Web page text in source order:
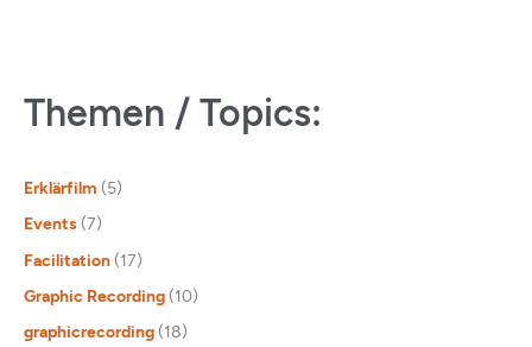
Themen / Topics:
Erklärfilm (5)
Events (7)
Facilitation (17)
Graphic Recording (10)
graphicrecording (18)